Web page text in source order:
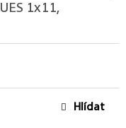
1x11,
Hlídat